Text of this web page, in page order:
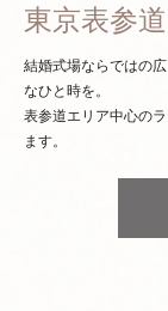
東京表参
結婚式場ならではの
なひと時を。
表参道エリア中心の
ます。